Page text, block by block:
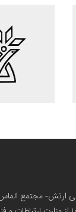
ارتش- مجتمع